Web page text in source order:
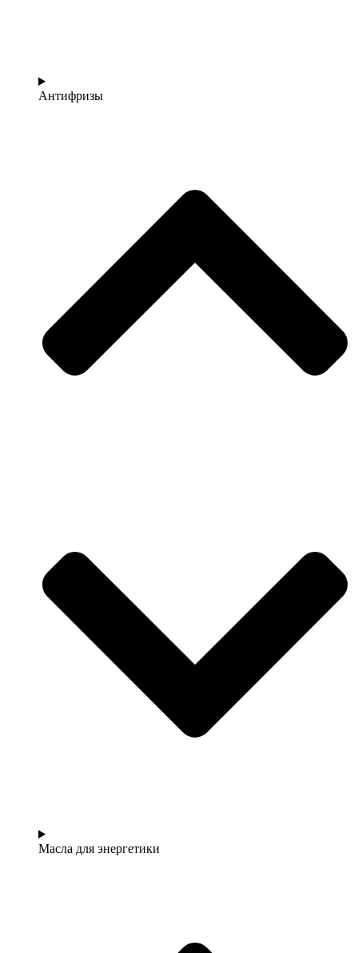
Антифризы
Масла для энергетики